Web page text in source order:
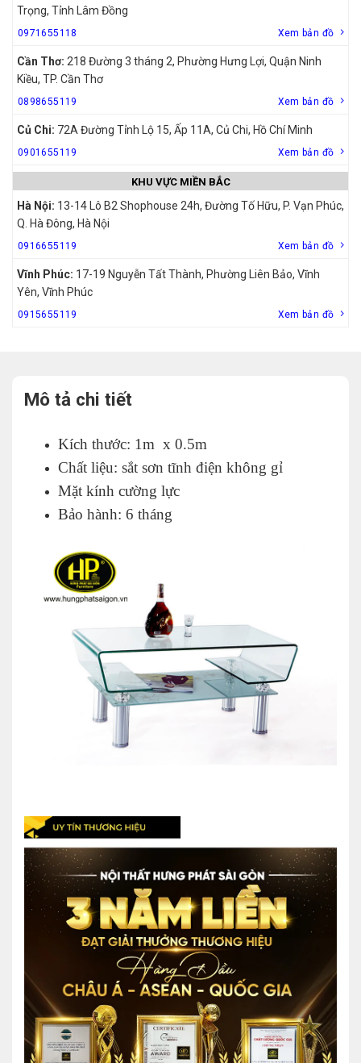
Trọng, Tỉnh Lâm Đồng
0971655118 Xem bản đồ
Cần Thơ: 218 Đường 3 tháng 2, Phường Hưng Lợi, Quận Ninh
Kiều, TP. Cần Thơ
0898655119 Xem bản đồ
Củ Chi: 72A Đường Tỉnh Lộ 15, Ấp 11A, Củ Chi, Hồ Chí Minh
0901655119 Xem bản đồ
KHU VỰC MIỀN BẮC
Hà Nội: 13-14 Lô B2 Shophouse 24h, Đường Tố Hữu, P. Vạn Phúc,
Q. Hà Đông, Hà Nội
0916655119 Xem bản đồ
Vĩnh Phúc: 17-19 Nguyễn Tất Thành, Phường Liên Bảo, Vĩnh
Yên, Vĩnh Phúc
0915655119 Xem bản đồ
Mô tả chi tiết
Kích thước: 1m x 0.5m
Chất liệu: sắt sơn tĩnh điện không gỉ
Mặt kính cường lực
Bảo hành: 6 tháng